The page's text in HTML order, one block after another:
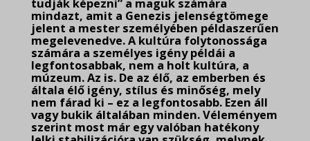
tudják képezni” a maguk számára
mindazt, amit a Genezis jelenségtömege
jelent a mester személyében példaszerűen
megelevenedve. A kultúra folytonossága
számára a személyes igény példái a
legfontosabbak, nem a holt kultúra, a
múzeum. Az is. De az élő, az emberben és
általa élő igény, stílus és minőség, mely
nem fárad ki – ez a legfontosabb. Ezen áll
vagy bukik általában minden. Véleményem
szerint most már egy valóban hatékony